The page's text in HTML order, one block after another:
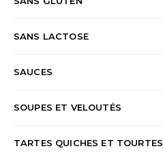
SANS LACTOSE
SAUCES
SOUPES ET VELOUTÉS
TARTES QUICHES ET TOURTES